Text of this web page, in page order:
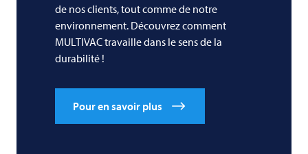
de nos clients, tout comme de notre
environnement. Découvrez comment
MULTIVAC travaille dans le sens de la
durabilité !
Pour en savoir plus